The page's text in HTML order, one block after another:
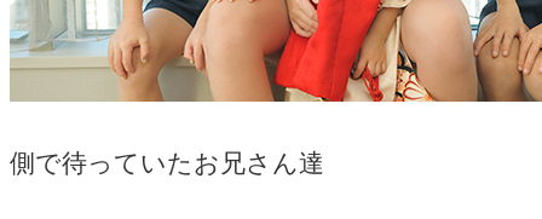
側で待っていたお兄さん達